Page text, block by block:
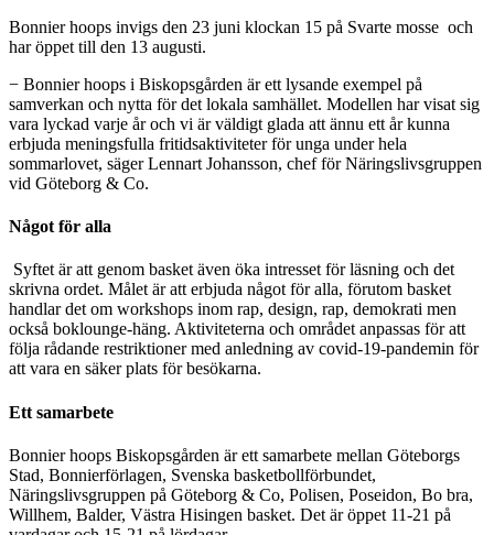
Bonnier hoops invigs den 23 juni klockan 15 på Svarte mosse och
har öppet till den 13 augusti.
− Bonnier hoops i Biskopsgården är ett lysande exempel på
samverkan och nytta för det lokala samhället. Modellen har visat sig
vara lyckad varje år och vi är väldigt glada att ännu ett år kunna
erbjuda meningsfulla fritidsaktiviteter för unga under hela
sommarlovet, säger Lennart Johansson, chef för Näringslivsgruppen
vid Göteborg & Co.
Något för alla
Syftet är att genom basket även öka intresset för läsning och det
skrivna ordet. Målet är att erbjuda något för alla, förutom basket
handlar det om workshops inom rap, design, rap, demokrati men
också boklounge-häng. Aktiviteterna och området anpassas för att
följa rådande restriktioner med anledning av covid-19-pandemin för
att vara en säker plats för besökarna.
Ett samarbete
Bonnier hoops Biskopsgården är ett samarbete mellan Göteborgs
Stad, Bonnierförlagen, Svenska basketbollförbundet,
Näringslivsgruppen på Göteborg & Co, Polisen, Poseidon, Bo bra,
Willhem, Balder, Västra Hisingen basket. Det är öppet 11-21 på